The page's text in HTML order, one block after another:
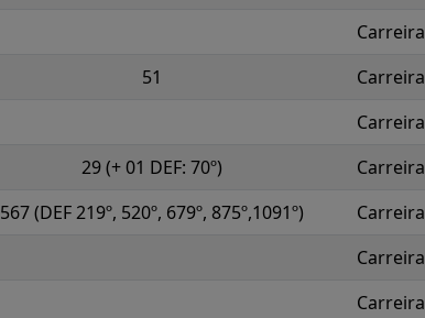
Carreira
51
Carreira
Carreira
29 (+ 01 DEF: 70º)
Carreira
567 (DEF 219º, 520º, 679º, 875º,1091º)
Carreira
Carreira
Carreira